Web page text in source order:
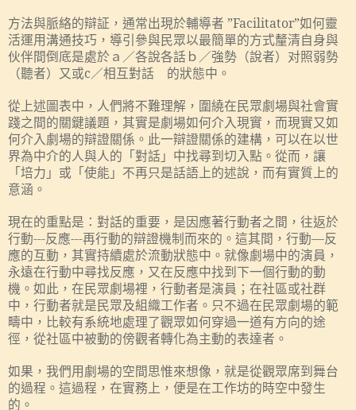
方法與脈絡的辯証，通常出現於輔導者 ”Facilitator”如何靈
活運用溝通技巧，導引參與民眾以最簡單的方式釐清自身與
伙伴間倒底是處於ａ／各說各話ｂ／強勢（說者）对照弱勢
（聽者）又或c／相互對話 的狀態中。
從上述圖表中，人們將不難理解，圍繞在民眾劇場與社會實
踐之間的關鍵議題，其實是劇場如何介入現實，而現實又如
何介入劇場的辯證關係。此一辯證關係的建構，可以在以世
界為中介的人與人的「對話」中找尋到切入點。從而，讓
「培力」或「使能」不再只是話語上的述說，而有實質上的
意涵。
現在的重點是：對話的重要，是因應著行動者之間，往返於
行動---反應---再行動的辯證機制而來的。這其間，行動—反
應的互動，其實持續處於流動狀態中。就像劇場中的演員，
永遠在行動中尋找反應，又在反應中找到下一個行動的動
機。如此，在民眾劇場裡，行動者是演員；在社區或社群
中，行動者就是民眾及組織工作者。只不過在民眾劇場的範
疇中，比較有系統地處理了觀眾如何穿過一道有方向的途
徑，從社區中被動的傍觀者轉化為主動的表達者。
如果，我們用劇場的空間思惟來想像，就是從觀眾席到舞台
的過程。這過程，在實務上，便是在工作坊的時空中發生
的。